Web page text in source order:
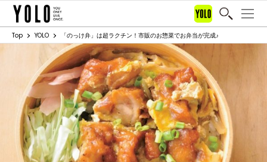
Top YOLO 「のっけ弁」は超ラクチン！市販のお惣菜でお弁当が完成♪